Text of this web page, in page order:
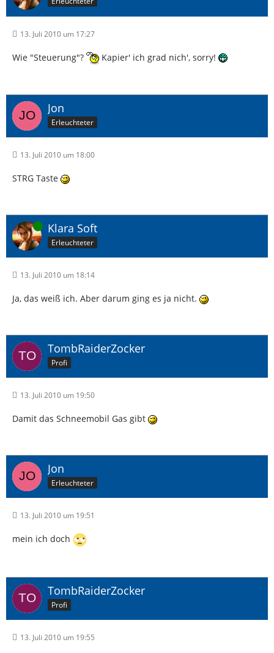
13. Juli 2010 um 17:27
Wie "Steuerung"? Kapier' ich grad nich', sorry!
Jon
Erleuchteter
13. Juli 2010 um 18:00
STRG Taste
Online Klara Soft
Erleuchteter
13. Juli 2010 um 18:14
Ja, das weiß ich. Aber darum ging es ja nicht.
TombRaiderZocker
Profi
13. Juli 2010 um 19:50
Damit das Schneemobil Gas gibt
Jon
Erleuchteter
13. Juli 2010 um 19:51
mein ich doch
TombRaiderZocker
Profi
13. Juli 2010 um 19:55